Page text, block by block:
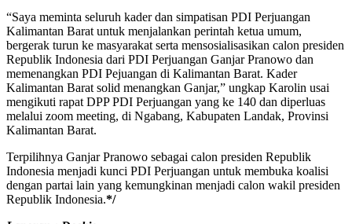
“Saya meminta seluruh kader dan simpatisan PDI Perjuangan
Kalimantan Barat untuk menjalankan perintah ketua umum,
bergerak turun ke masyarakat serta mensosialisasikan calon presiden
Republik Indonesia dari PDI Perjuangan Ganjar Pranowo dan
memenangkan PDI Pejuangan di Kalimantan Barat. Kader
Kalimantan Barat solid menangkan Ganjar,” ungkap Karolin usai
mengikuti rapat DPP PDI Perjuangan yang ke 140 dan diperluas
melalui zoom meeting, di Ngabang, Kabupaten Landak, Provinsi
Kalimantan Barat.
Terpilihnya Ganjar Pranowo sebagai calon presiden Republik
Indonesia menjadi kunci PDI Perjuangan untuk membuka koalisi
dengan partai lain yang kemungkinan menjadi calon wakil presiden
Republik Indonesia.*/